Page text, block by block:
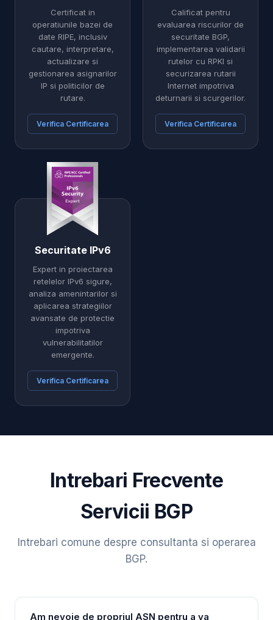
Certificat in
operatiunile bazei de
date RIPE, inclusiv
cautare, interpretare,
actualizare si
gestionarea asignarilor
IP si politicilor de
rutare.
Verifica Certificarea
Calificat pentru
evaluarea riscurilor de
securitate BGP,
implementarea validarii
rutelor cu RPKI si
securizarea rutarii
Internet impotriva
deturnarii si scurgerilor.
Verifica Certificarea
Securitate IPv6
Expert in proiectarea
retelelor IPv6 sigure,
analiza amenintarilor si
aplicarea strategiilor
avansate de protectie
impotriva
vulnerabilitatilor
emergente.
Verifica Certificarea
Intrebari Frecvente
Servicii BGP
Intrebari comune despre consultanta si operarea
BGP.
Am nevoie de propriul ASN pentru a va